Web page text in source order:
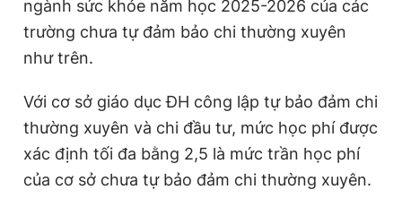
ngành sức khỏe năm học 2025-2026 của các
trường chưa tự đảm bảo chi thường xuyên
như trên.
Với cơ sở giáo dục ĐH công lập tự bảo đảm chi
thường xuyên và chi đầu tư, mức học phí được
xác định tối đa bằng 2,5 là mức trần học phí
của cơ sở chưa tự bảo đảm chi thường xuyên.